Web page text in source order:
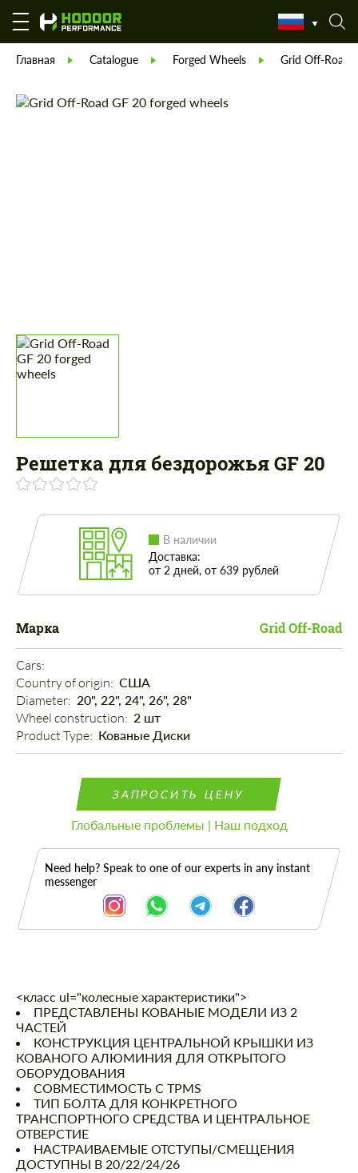
Главная Catalogue Forged Wheels Grid Off-Road
Решетка для бездорожья GF 20
В наличии
Доставка:
от 2 дней, от 639 рублей
Марка Grid Off-Road
Cars:
Country of origin: США
Diameter: 20", 22", 24", 26", 28"
Wheel construction: 2 шт
Product Type: Кованые Диски
ЗАПРОСИТЬ ЦЕНУ
Глобальные проблемы | Наш подход
Need help? Speak to one of our experts in any instant
messenger
Описание
<класс ul="колесные характеристики">
ПРЕДСТАВЛЕНЫ КОВАНЫЕ МОДЕЛИ ИЗ 2
ЧАСТЕЙ
КОНСТРУКЦИЯ ЦЕНТРАЛЬНОЙ КРЫШКИ ИЗ
КОВАНОГО АЛЮМИНИЯ ДЛЯ ОТКРЫТОГО
ОБОРУДОВАНИЯ
СОВМЕСТИМОСТЬ С TPMS
ТИП БОЛТА ДЛЯ КОНКРЕТНОГО
ТРАНСПОРТНОГО СРЕДСТВА И ЦЕНТРАЛЬНОЕ
ОТВЕРСТИЕ
НАСТРАИВАЕМЫЕ ОТСТУПЫ/СМЕЩЕНИЯ
ДОСТУПНЫ В 20/22/24/26